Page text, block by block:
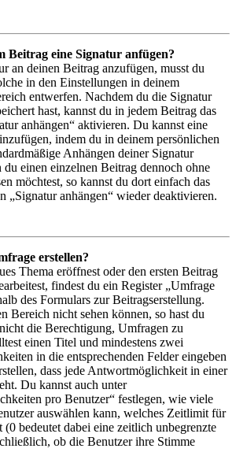
Beitrag eine Signatur anfügen?
an deinen Beitrag anzufügen, musst du
in den Einstellungen in deinem
entwerfen. Nachdem du die Signatur
hast, kannst du in jedem Beitrag das
anhängen“ aktivieren. Du kannst eine
indem du in deinem persönlichen
Anhängen deiner Signatur
einen einzelnen Beitrag dennoch ohne
möchtest, so kannst du dort einfach das
„Signatur anhängen“ wieder deaktivieren.
erstellen?
Thema eröffnest oder den ersten Beitrag
findest du ein Register „Umfrage
des Formulars zur Beitragserstellung.
Bereich nicht sehen können, so hast du
die Berechtigung, Umfragen zu
einen Titel und mindestens zwei
in die entsprechenden Felder eingeben
dass jede Antwortmöglichkeit in einer
Du kannst auch unter
pro Benutzer“ festlegen, wie viele
auswählen kann, welches Zeitlimit für
bedeutet dabei eine zeitlich unbegrenzte
ob die Benutzer ihre Stimme